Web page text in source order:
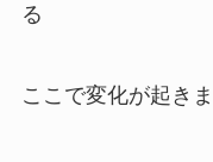
る
ここで変化が起きま